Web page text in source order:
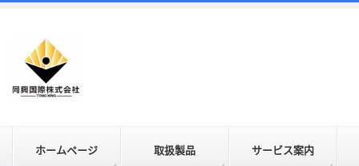
ホームページ 取扱製品 サービス案内